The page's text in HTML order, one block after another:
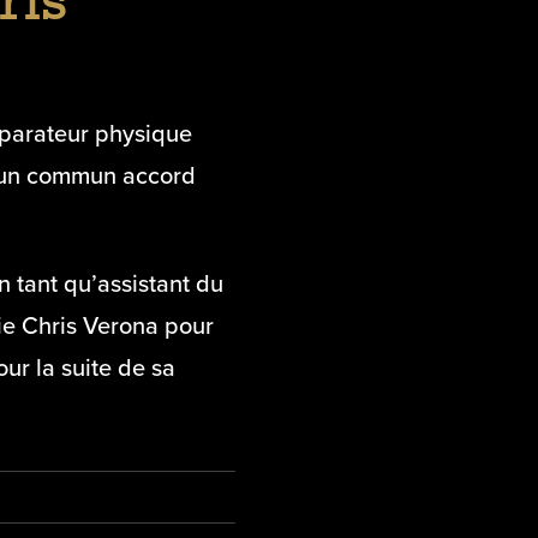
physique
commun accord
tant qu’assistant du
Chris Verona pour
la suite de sa